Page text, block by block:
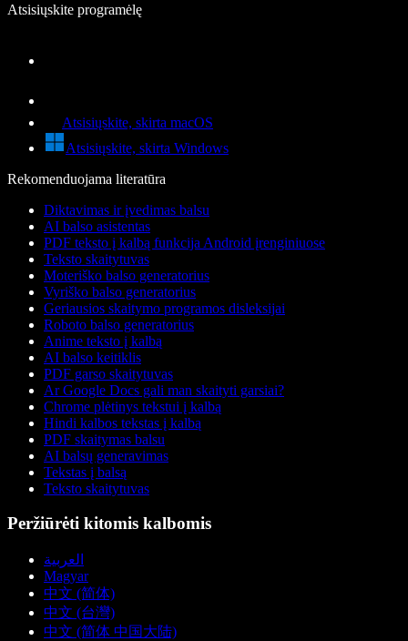
Atsisiųskite programėlę
Atsisiųskite, skirta macOS
Atsisiųskite, skirta Windows
Rekomenduojama literatūra
Diktavimas ir įvedimas balsu
AI balso asistentas
PDF teksto į kalbą funkcija Android įrenginiuose
Teksto skaitytuvas
Moteriško balso generatorius
Vyriško balso generatorius
Geriausios skaitymo programos disleksijai
Roboto balso generatorius
Anime teksto į kalbą
AI balso keitiklis
PDF garso skaitytuvas
Ar Google Docs gali man skaityti garsiai?
Chrome plėtinys tekstui į kalbą
Hindi kalbos tekstas į kalbą
PDF skaitymas balsu
AI balsų generavimas
Tekstas į balsą
Teksto skaitytuvas
Peržiūrėti kitomis kalbomis
العربية
Magyar
中文 (简体)
中文 (台灣)
中文 (简体 中国大陆)